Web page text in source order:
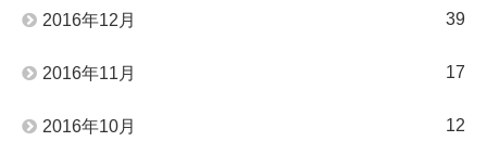
2016年12月 39
2016年11月 17
2016年10月 12